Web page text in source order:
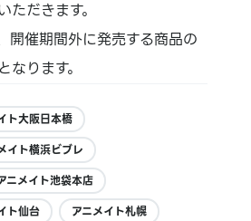
だきます。
開催期間外に発売する商品の
ります。
ト大阪日本橋
イト横浜ビブレ
ニメイト池袋本店
ト仙台 アニメイト札幌